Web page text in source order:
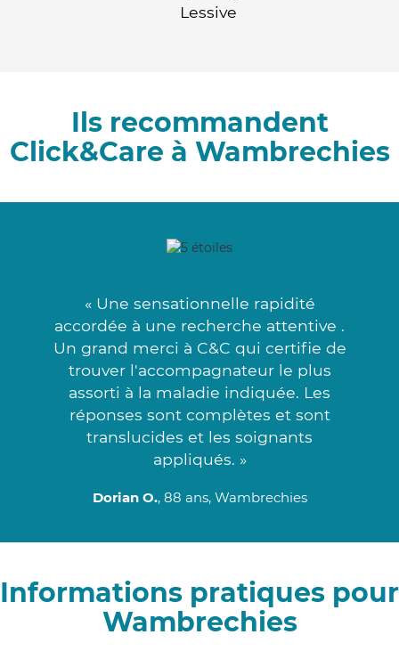
Lessive
Ils recommandent
Click&Care à Wambrechies
« Une sensationnelle rapidité
accordée à une recherche attentive .
Un grand merci à C&C qui certifie de
trouver l'accompagnateur le plus
assorti à la maladie indiquée. Les
réponses sont complètes et sont
translucides et les soignants
appliqués. »
Dorian O., 88 ans, Wambrechies
Informations pratiques pour
Wambrechies